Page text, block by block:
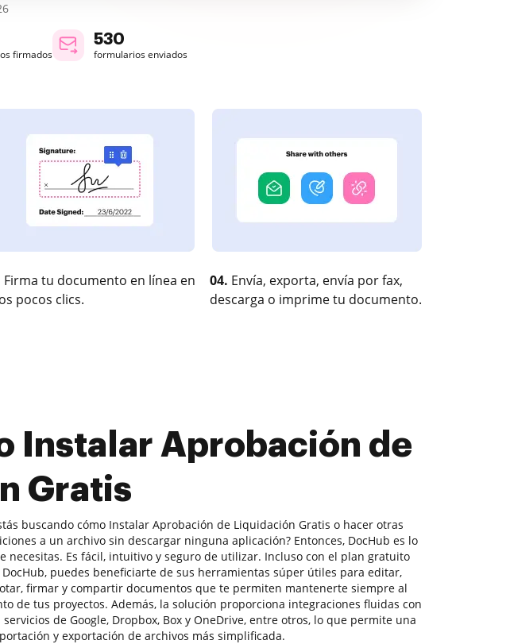
firmados
530
formularios enviados
Firma tu documento en línea en
pocos clics.
04. Envía, exporta, envía por fax,
descarga o imprime tu documento.
Instalar Aprobación de
Gratis
buscando cómo Instalar Aprobación de Liquidación Gratis o hacer otras
a un archivo sin descargar ninguna aplicación? Entonces, DocHub es lo
necesitas. Es fácil, intuitivo y seguro de utilizar. Incluso con el plan gratuito
puedes beneficiarte de sus herramientas súper útiles para editar,
firmar y compartir documentos que te permiten mantenerte siempre al
de tus proyectos. Además, la solución proporciona integraciones fluidas con
servicios de Google, Dropbox, Box y OneDrive, entre otros, lo que permite una
y exportación de archivos más simplificada.